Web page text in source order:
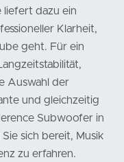
dazu ein
Klarheit,
geht. Für ein
Auswahl der
und gleichzeitig
Subwoofer in
sich bereit, Musik
zu erfahren.